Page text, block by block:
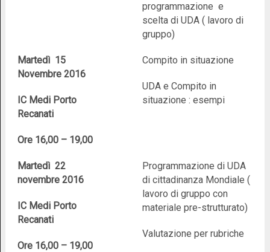
programmazione e
scelta di UDA ( lavoro di
gruppo)
Martedì 15
Novembre 2016
IC Medi Porto
Recanati
Ore 16,00 – 19,00
Compito in situazione
UDA e Compito in
situazione : esempi
Martedì 22
novembre 2016
IC Medi Porto
Recanati
Ore 16,00 – 19,00
Programmazione di UDA
di cittadinanza Mondiale (
lavoro di gruppo con
materiale pre-strutturato)
Valutazione per rubriche